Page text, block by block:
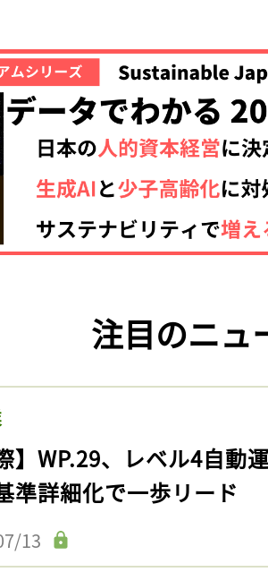
注目のニュ
】WP.29、レベル4自動
準詳細化で一歩リード
13